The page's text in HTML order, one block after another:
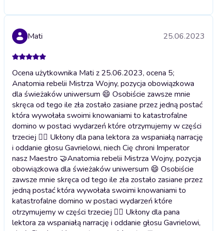
Mati 25.06.2023
Ocena użytkownika Mati z 25.06.2023, ocena 5;
Anatomia rebelii Mistrza Wojny, pozycja obowiązkowa
dla świeżaków uniwersum 😄 Osobiście zawsze mnie
skręca od tego ile zła zostało zasiane przez jedną postać
która wywołała swoimi knowaniami to katastrofalne
domino w postaci wydarzeń które otrzymujemy w części
trzeciej 😮‍💨 Ukłony dla pana lektora za wspaniałą narrację
i oddanie głosu Gavrielowi, niech Cię chroni Imperator
nasz Maestro 🤝Anatomia rebelii Mistrza Wojny, pozycja
obowiązkowa dla świeżaków uniwersum 😄 Osobiście
zawsze mnie skręca od tego ile zła zostało zasiane przez
jedną postać która wywołała swoimi knowaniami to
katastrofalne domino w postaci wydarzeń które
otrzymujemy w części trzeciej 😮‍💨 Ukłony dla pana
lektora za wspaniałą narrację i oddanie głosu Gavrielowi,